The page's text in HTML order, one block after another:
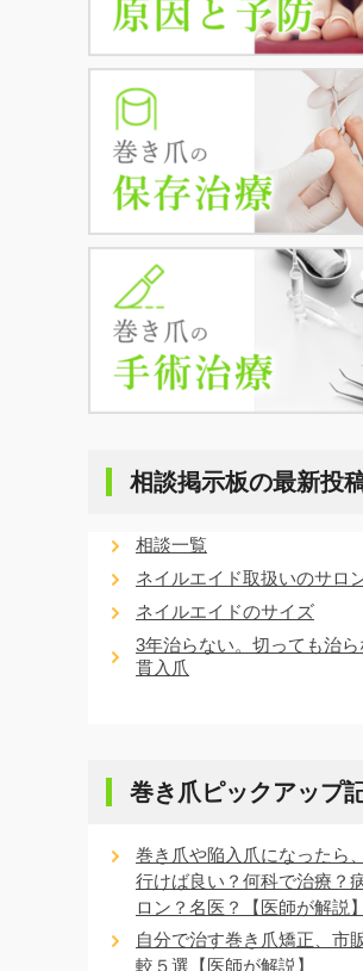
相談掲示板の最新投
相談一覧
ネイルエイド取扱いのサロ
ネイルエイドのサイズ
3年治らない。切っても治ら
貫入爪
巻き爪ピックアップ
巻き爪や陥入爪になったら
行けば良い？何科で治療？
ロン？名医？【医師が解説】
自分で治す巻き爪矯正、市
較５選【医師が解説】